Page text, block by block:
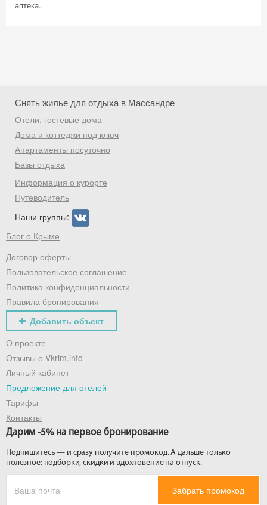
аптека.
Снять жилье для отдыха в Массандре
Отели, гостевые дома
Дома и коттеджи под ключ
Апартаменты посуточно
Базы отдыха
Информация о курорте
Путеводитель
Наши группы:
Блог о Крыме
Договор оферты
Пользовательское соглашение
Политика конфиденциальности
Правила бронирования
Добавить объект
О проекте
Отзывы о Vkrim.info
Личный кабинет
Предложение для отелей
Тарифы
Контакты
Дарим -5% на первое бронирование
Подпишитесь — и сразу получите промокод. А дальше только
полезное: подборки, скидки и вдохновение на отпуск.
Забрать промокод
Скидка −5%
Хочешь дешевле? Оставь почту и получи
промокод на первое бронирование!